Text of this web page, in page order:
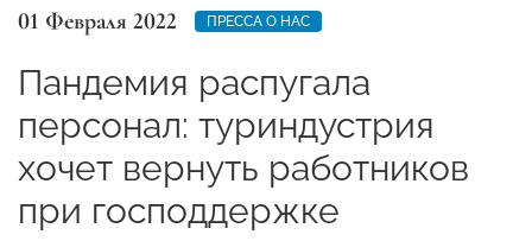
01 Февраля 2022 ПРЕССА О НАС
Пандемия распугала
персонал: туриндустрия
хочет вернуть работников
при господдержке